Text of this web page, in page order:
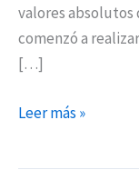
valores absolutos
comenzó a
[…]
Leer más »